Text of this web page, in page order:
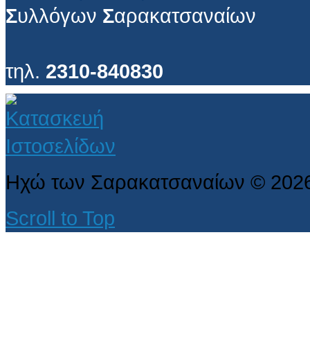
Συλλόγων Σαρακατσαναίων
τηλ. 2310-840830
Ηχώ των Σαρακατσαναίων ©
Scroll to Top